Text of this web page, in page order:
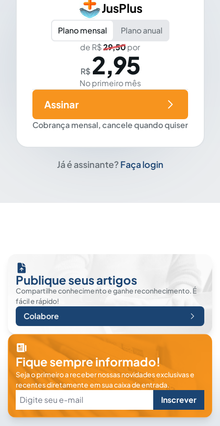
JusPlus
Plano mensal
Plano anual
de R$29,50por
R$ 2,95
No primeiro mês
Cobrança mensal, cancele quando quiser
Assinar
Já é assinante? Faça login
Publique seus artigos
Compartilhe conhecimento e ganhe reconhecimento. É
fácil e rápido!
Colabore
Fique sempre informado!
Seja o primeiro a receber nossas novidades exclusivas e
recentes diretamente em sua caixa de entrada.
Inscrever